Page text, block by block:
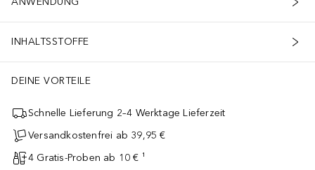
INHALTSSTOFFE
DEINE VORTEILE
Schnelle Lieferung 2–4 Werktage Lieferzeit
Versandkostenfrei ab 39,95 €
4 Gratis-Proben ab 10 € ¹